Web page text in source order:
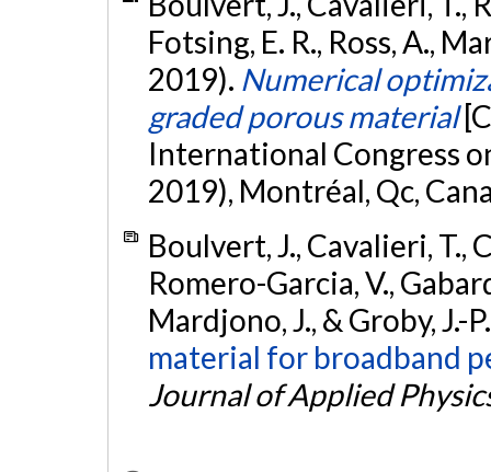
Fotsing, E. R., Ross, A.,
2019). Numerical
graded porous material
International Congress
2019), Montréal, Qc,
Boulvert, J., Cavalieri, T.,
Romero-Garcia, V.,
Mardjono, J., & Groby, J.-
material for broadband
Journal of Applied